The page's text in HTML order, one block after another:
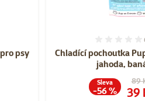
psy
počet hodnocení: 4
Chladící pochoutka
jahoda,
89
39
Sleva
-56 %